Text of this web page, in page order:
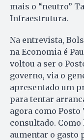
mais o “neutro”
Infraestrutura.
Na entrevista,
na Economia é
voltou a ser o
governo, via o
apresentado um
para tentar
agora como
consultado.
aumentar o gasto